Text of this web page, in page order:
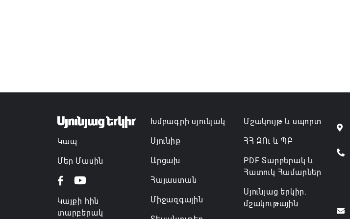
Կապ
Մեր Մասին
Կայքի հին
տարբերակ
Խմբագրի սյունյակ
Սյունիք
Արցախ
Հայաստան
Միջազգային
Մշակույթ և սպորտ
ՀՀ ԶՈւ և ՊԲ
PDF Տարբերակ և
Հատուկ Համարներ
Սյունյաց երկիր.
մշակութային